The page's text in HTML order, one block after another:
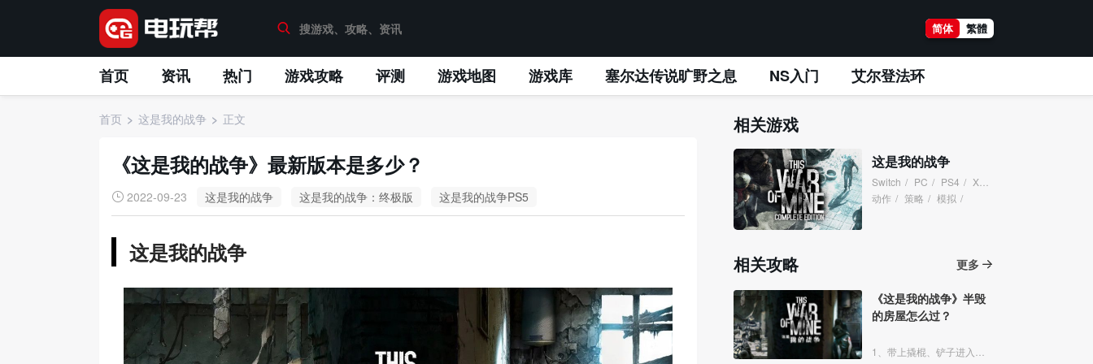
简体 繁體
首页 资讯 热门 游戏攻略 评测 游戏地图 游戏库 塞尔达传说旷野之息 NS入门 艾尔登法环
首页 这是我的战争 正文
《这是我的战争》最新版本是多少？
2022-09-23 这是我的战争 这是我的战争：终极版 这是我的战争PS5
这是我的战争
相关游戏
这是我的战争
Switch / PC / PS4 / XboxOne
动作 / 策略 / 模拟 /
相关攻略 更多
《这是我的战争》半毁
的房屋怎么过？